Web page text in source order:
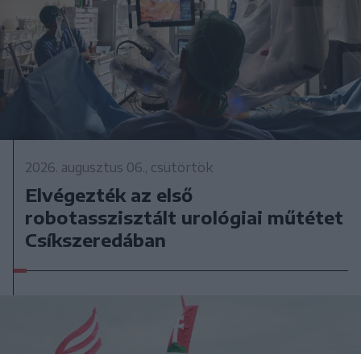
2026. augusztus 06., csütörtök
Elvégezték az első
robotasszisztált urológiai műtétet
Csíkszeredában